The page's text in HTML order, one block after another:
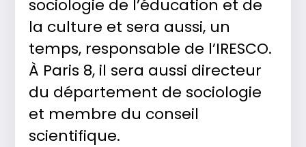
sociologie de l’éducation et de
la culture et sera aussi, un
temps, responsable de l’IRESCO.
À Paris 8, il sera aussi directeur
du département de sociologie
et membre du conseil
scientifique.